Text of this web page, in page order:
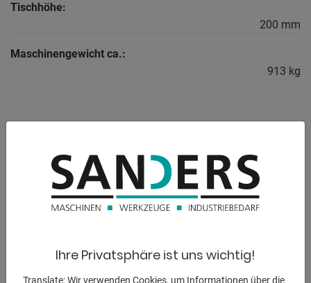
Tischhöhe:
200 mm
Maschinengewicht ca.:
913 kg
280030.XD7D
- Durchgehärteter Werkzeugstahl X8.7 + Plasmanitrierung
- Materialstärke ca. 24,5  27 mm
- Bohrung Ø 28 mm
Ihre Privatsphäre ist uns wichtig!
Translate: Wir verwenden Cookies, um Informationen über die